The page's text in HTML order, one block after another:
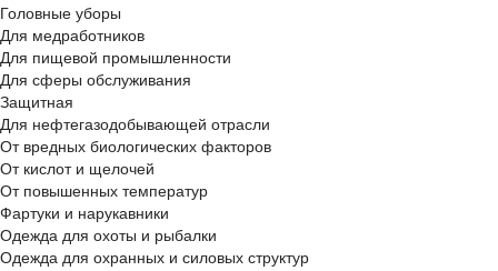
Головные уборы
Для медработников
Для пищевой промышленности
Для сферы обслуживания
Защитная
Для нефтегазодобывающей отрасли
От вредных биологических факторов
От кислот и щелочей
От повышенных температур
Фартуки и нарукавники
Одежда для охоты и рыбалки
Одежда для охранных и силовых структур